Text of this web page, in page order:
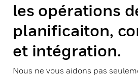
les opérations
planificaiton,
et intégration.
Nous ne vous aidons pas